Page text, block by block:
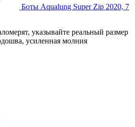
Боты Aqualung Super Zip 2020, 7
указывайте реальный размер
усиленная молния